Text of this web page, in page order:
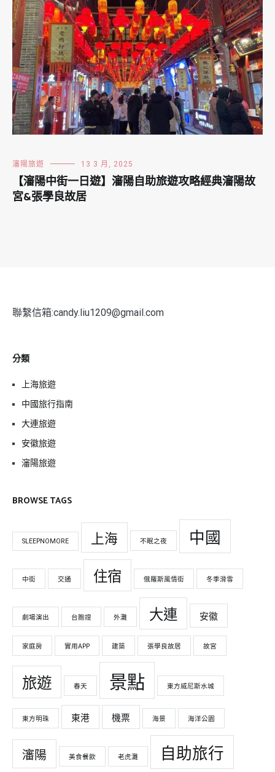
瀋陽旅遊 13 3 月, 2025
【瀋陽中街一日遊】瀋陽自助旅遊攻略經典瀋陽故
宮&張學良故居
聯繫信箱:candy.liu1209@gmail.com
分類
上海旅遊
中國旅行指南
大連旅遊
安徽旅遊
瀋陽旅遊
BROWSE TAGS
SLEEPNOMORE 上海 不眠之夜 中國
中街 交通 住宿 俄羅斯風情街 冬季滑雪
劇場演出 台胞證 外灘 大連 安徽
家庭房 實用APP 建築 張學良故居 故宮
旅遊 春天 景點 東方威尼斯水城
東方明珠 東港 機票 海景 海洋公園
瀋陽 美食餐飲 老虎灘 自助旅行